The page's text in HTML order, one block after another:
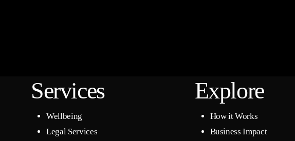
Services
Wellbeing
Legal Services
Explore
How it Works
Business Impact